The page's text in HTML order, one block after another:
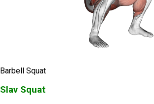
Barbell Squat
Slav Squat